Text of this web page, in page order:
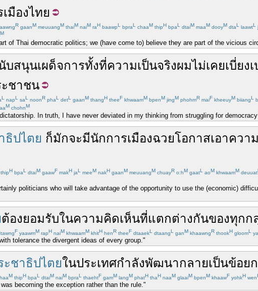
มืองไทย
R gaanM meuuangM thaiM naiM raH baawpL bpraL chaaM thipH bpaL dtaiM maaM dooyM dtaL laawtL
M
of Thai democratic politics; we (have come to) believe they are part of the vicious
บสนุนเผด็จการทั้งที่ความเป็นจริงผมไม่เคยเบี่ยง
ะชาชน
L napL saL noonR phaL detL gaanM thangH theeF khwaamM bpenM jingM phohmR maiF kheeuyM biiangL
M chohnM
In truth, I have never deviated in my thinking from struggling for
ธิปไตย ก็มักจะมีนักการเมืองฉวยโอกาสเอาความ
thipH bpaL dtaiM gaawF makH jaL meeM nakH gaanM meuuangM chuayR o:hM gaatL aoM khwaamM deuuatL
politicians who will take advantage of the opportunity to use the (economic)
ต้องยอมรับในความคิดเห็นที่แตกต่างกันของทุกก
F yaawmM rapH naiM khwaamM khitH henR theeF dtaaekL dtaangL ganM khaawngR thookH gloomL
tolerance the divergent ideas of every group."
ะชาธิปไตยในประเทศกำลังพัฒนากลายเป็นข้อย
M thipH bpaL dtaiM naiM bpraL thaehtF gamM langM phatH thaH naaM glaaiM bpenM khaawF yohkH wen
becoming the exception rather than the rule."